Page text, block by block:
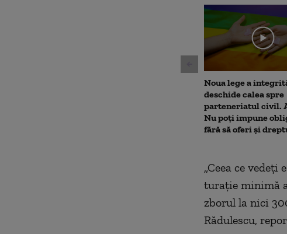
1
minute,
seconds
Volume
Noua lege a
deschide calea spre
parteneriatul civil.
Nu poți impune
fără să oferi și
„Ceea ce
turație minimă
zborul la nici
Rădulescu,